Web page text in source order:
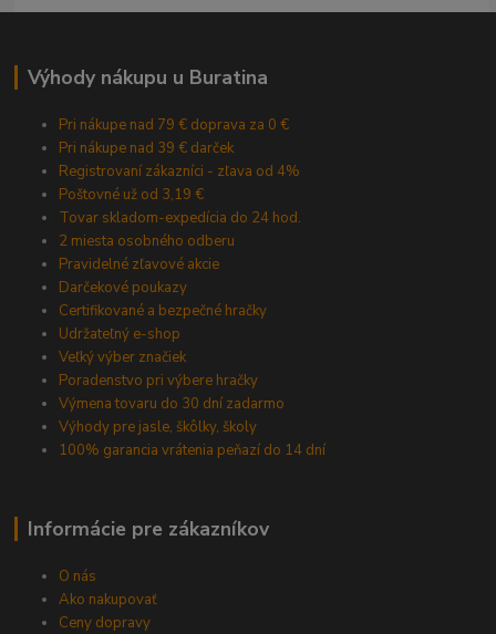
Výhody nákupu u Buratina
Pri nákupe nad 79 € doprava za 0 €
Pri nákupe nad 39 € darček
Registrovaní zákazníci - zľava od 4%
Poštovné už od 3,19 €
Tovar skladom-expedícia do 24 hod.
2 miesta osobného odberu
Pravidelné zľavové akcie
Darčekové poukazy
Certifikované a bezpečné hračky
Udržateľný e-shop
Veľký výber značiek
Poradenstvo pri výbere hračky
Výmena tovaru do 30 dní zadarmo
Výhody pre jasle, škôlky, školy
100% garancia vrátenia peňazí do 14 dní
Informácie pre zákazníkov
O nás
Ako nakupovať
Ceny dopravy